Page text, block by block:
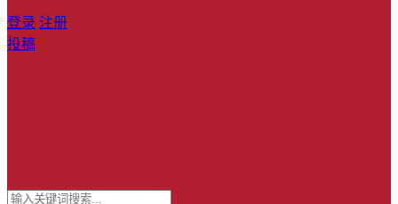
登录 注册
投稿